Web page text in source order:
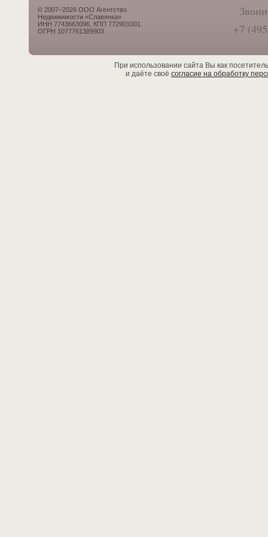
© 2007–2026 ООО Агентство
Недвижимости «Славянка»
ИНН 7743663096, КПП 772901001
ОГРН 1077761389903
+7
При использовании сайта Вы как
и даёте своё согласие на обработку